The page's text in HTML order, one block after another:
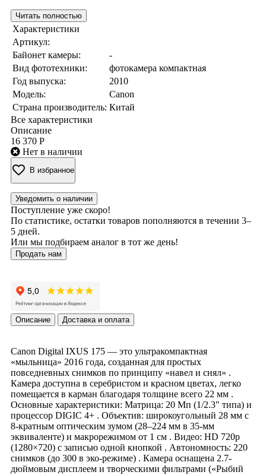
Читать полностью
Характеристики
Артикул:
Байонет камеры:
-
Вид фототехники:
фотокамера компактная
Год выпуска:
2010
Модель:
Canon
Страна производитель: Китай
Все характеристики
Описание
16 370 Р
Нет в наличии
В избранное
Уведомить о наличии
Поступление уже скоро!
По статистике, остатки товаров пополняются в течении 3–
5 дней.
Или мы подбираем аналог в тот же день!
Продать нам
Описание Доставка и оплата
Canon Digital IXUS 175 — это ультракомпактная
«мыльница» 2016 года, созданная для простых
повседневных снимков по принципу «навел и снял» .
Камера доступна в серебристом и красном цветах, легко
помещается в карман благодаря толщине всего 22 мм .
Основные характеристики: Матрица: 20 Мп (1/2.3" типа) и
процессор DIGIC 4+ . Объектив: широкоугольный 28 мм с
8-кратным оптическим зумом (28–224 мм в 35-мм
эквиваленте) и макрорежимом от 1 см . Видео: HD 720p
(1280×720) с записью одной кнопкой . Автономность: 220
снимков (до 300 в эко-режиме) . Камера оснащена 2.7-
дюймовым дисплеем и творческими фильтрами («Рыбий